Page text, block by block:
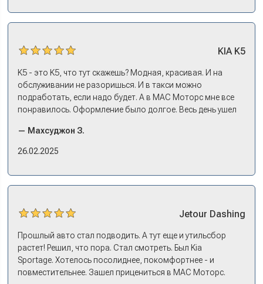
Но тогда еще ищи салон, где машины в наличии, а не
Москве без машины работать? Мне повезло в МАС
Моторс: много подержанных предложений, выбор есть,
трейд-ин быстрый. Камри пригнал, сдал, Сонату
выбрали, оформили все, кредит, договор, страховку. На
все про все несколько дней: зайти узнать, приехать
оформляться, забрать машину на выдаче.
KIA K5
K5 - это K5, что тут скажешь? Модная, красивая. И на
обслуживании не разоришься. И в такси можно
подработать, если надо будет. А в МАС Моторс мне все
понравилось. Оформление было долгое. Весь день ушел
в документах порядок. И кредит дали без проблем. И
еще ОСАГО и КАСКО оформили. Зато на выдаче такие
— Махсуджон З.
26.02.2025
Jetour Dashing
Прошлый авто стал подводить. А тут еще и утильсбор
растет! Решил, что пора. Стал смотреть. Был Kia
Sportage. Хотелось посолиднее, покомфортнее - и
повместительнее. Зашел прицениться в МАС Моторс.